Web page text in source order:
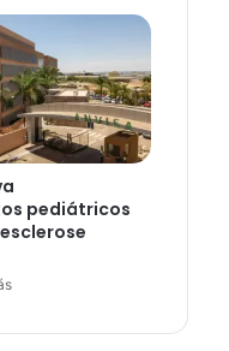
pediátricos